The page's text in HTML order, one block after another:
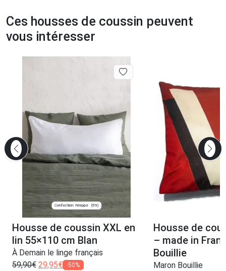
Ces housses de coussin peuvent
vous intéresser
Confection: Nieppe (59)
Housse de coussin XXL en
lin 55×110 cm Blan
À Demain le linge français
59,90€ 29,95€ -50%
Housse de
– made in
Bouillie
Maron Bouillie